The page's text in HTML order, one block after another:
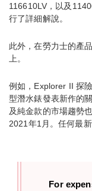
116610LV，以及
行了詳細解說。
此外，在勞力士的產
上。
例如，Explorer II 探
型潛水錶發表新作的
及純金款的市場趨勢
2021年1月。任何最
For